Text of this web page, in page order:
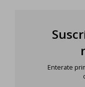
Enterate